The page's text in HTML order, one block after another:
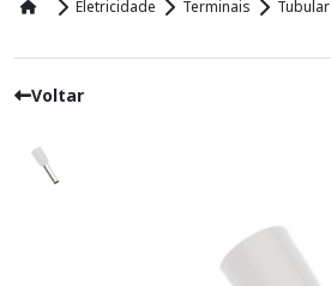
Eletricidade Terminais Tubular
Voltar